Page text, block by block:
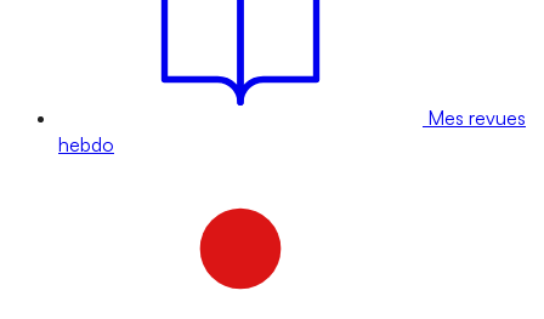
Mes revues
hebdo